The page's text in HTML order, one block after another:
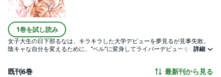
1巻を試し読み
女子大生の日下部るなは、キラキラした大学デビューを夢見るが見事失敗。
陰キャな自分を変えるために、”ベル”に変身してライバーデビューをした! 無
なナマ配信がスタート！ピュアでエロカワな、ライバー青春物語！！
詳細
既刊6巻 最新刊から見る